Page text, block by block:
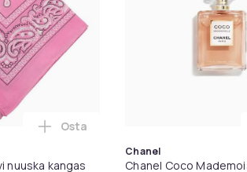
nuuska kangas
Lisää Bandana huivi huivi
Osta
Chanel
Chanel Coco